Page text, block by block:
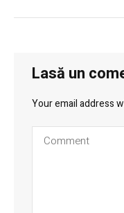
Lasă un
Your email address